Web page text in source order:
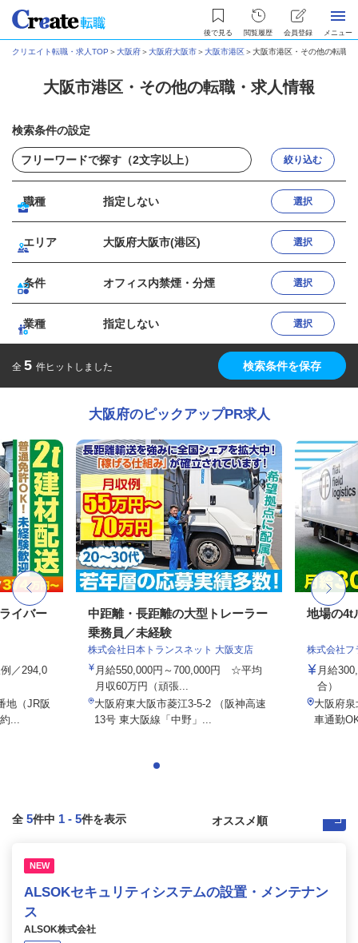
後で見る 閲覧履歴 会員登録 メニュー
クリエイト転職・求人TOP ＞大阪府＞大阪府大阪市＞大阪市港区＞大阪市港区・その他の転職
大阪市港区・その他の転職・求人情報
検索条件の設定
絞り込む
職種 指定しない 選択
エリア 大阪府大阪市(港区) 選択
条件 オフィス内禁煙・分煙 選択
業種 指定しない 選択
全 5 件ヒットしました 検索条件を保存
大阪府のピックアップPR求人
イバー
／294,0
地（JR阪
...
中距離・長距離の大型トレーラー
乗務員／未経験
株式会社日本トランスネット 大阪支店
月給550,000円～700,000円 ☆平均
月収60万円（頑張...
大阪府東大阪市菱江3-5-2 （阪神高速
13号 東大阪線「中野」...
地場の4t
株式会社フ
月給
合）
大阪府
車通勤
全 5件中 1 - 5件を表示
NEW
ALSOKセキュリティシステムの設置・メンテナン
ス
ALSOK株式会社